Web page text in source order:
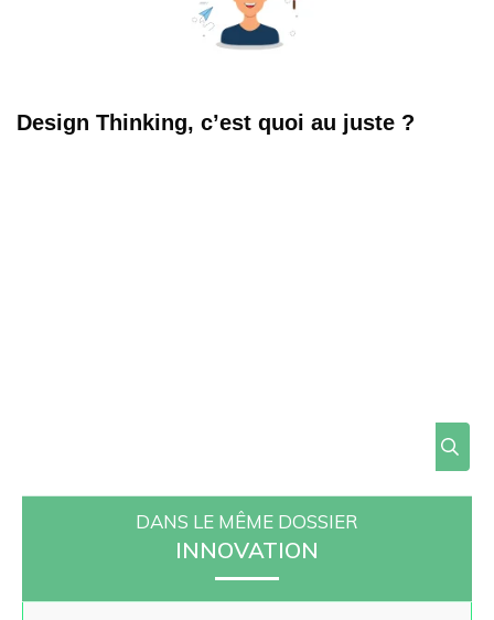
Design Thinking, c’est quoi au juste ?
DANS LE MÊME DOSSIER
INNOVATION